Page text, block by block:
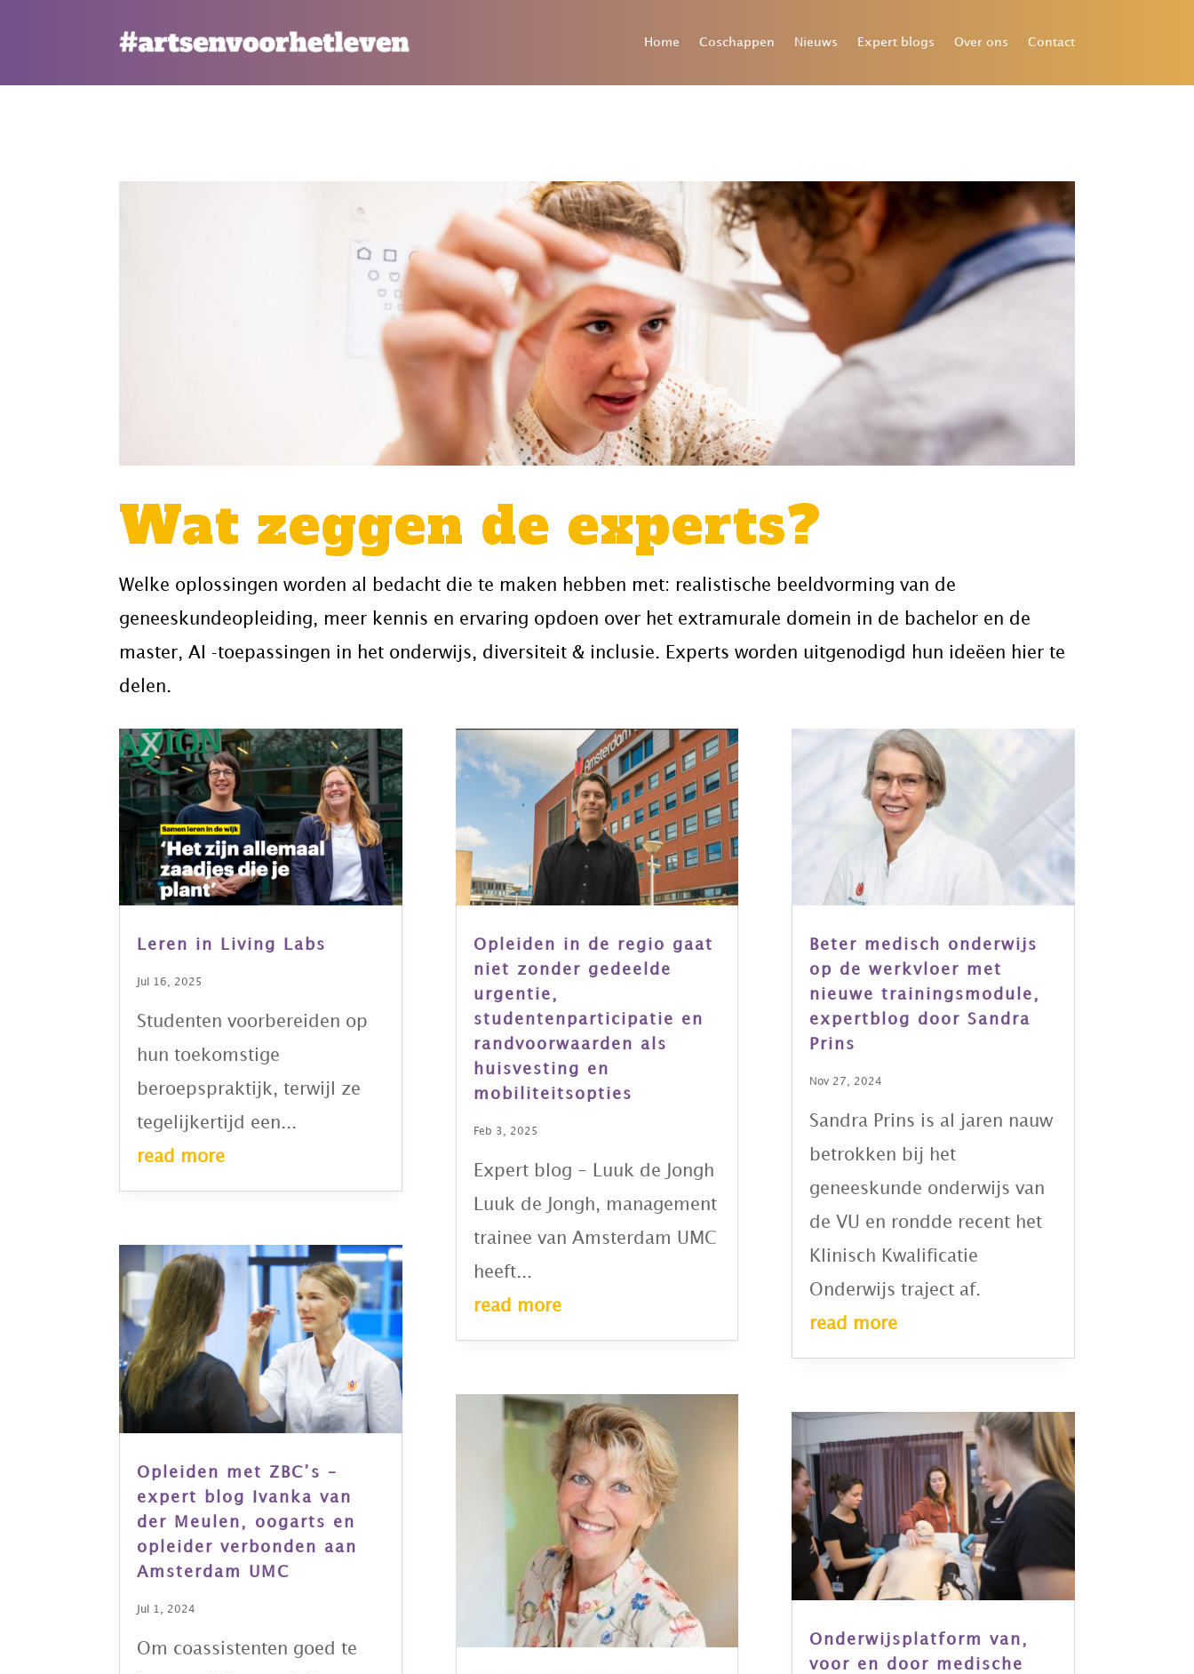
Home Coschappen Nieuws Expert blogs Over ons Contact
Wat zeggen de experts?
Welke oplossingen worden al bedacht die te maken hebben met: realistische beeldvorming van de
geneeskundeopleiding, meer kennis en ervaring opdoen over het extramurale domein in de bachelor en de
master, AI -toepassingen in het onderwijs, diversiteit & inclusie. Experts worden uitgenodigd hun ideëen hier te
delen.
Leren in Living Labs
Jul 16, 2025
Studenten voorbereiden op
hun toekomstige
beroepspraktijk, terwijl ze
tegelijkertijd een...
read more
Opleiden met ZBC’s –
expert blog Ivanka van
der Meulen, oogarts en
opleider verbonden aan
Amsterdam UMC
Jul 1, 2024
Om coassistenten goed te
Opleiden in de regio gaat
niet zonder gedeelde
urgentie,
studentenparticipatie en
randvoorwaarden als
huisvesting en
mobiliteitsopties
Feb 3, 2025
Expert blog - Luuk de Jongh
Luuk de Jongh, management
trainee van Amsterdam UMC
heeft...
read more
Beter medisch onderwijs
op de werkvloer met
nieuwe trainingsmodule,
expertblog door Sandra
Prins
Nov 27, 2024
Sandra Prins is al jaren nauw
betrokken bij het
geneeskunde onderwijs van
de VU en rondde recent het
Klinisch Kwalificatie
Onderwijs traject af.
read more
Onderwijsplatform van,
voor en door medische